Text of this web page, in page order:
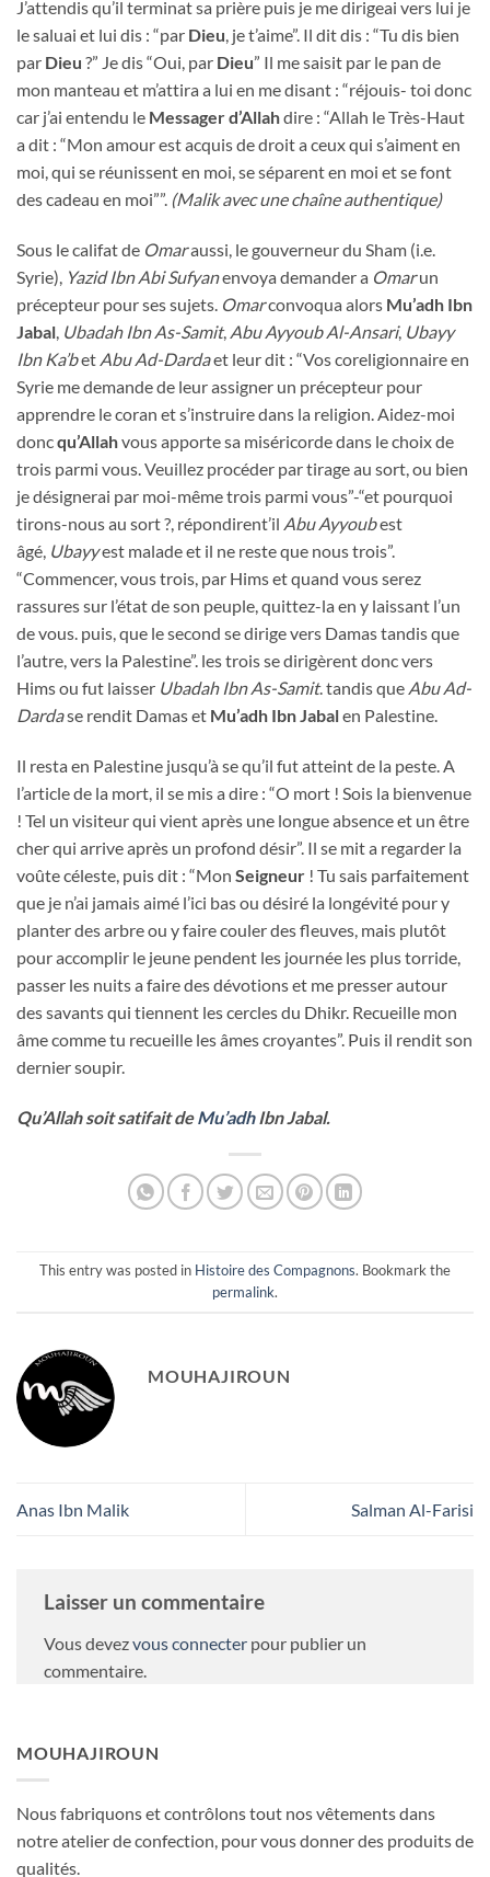
J’attendis qu’il terminat sa prière puis je me dirigeai vers lui je
le saluai et lui dis : “par Dieu, je t’aime”. Il dit dis : “Tu dis bien
par Dieu ?” Je dis “Oui, par Dieu” Il me saisit par le pan de
mon manteau et m’attira a lui en me disant : “réjouis- toi donc
car j’ai entendu le Messager d’Allahdire : “Allah le Très-Haut
a dit : “Mon amour est acquis de droit a ceux qui s’aiment en
moi, qui se réunissent en moi, se séparent en moi et se font
des cadeau en moi””. (Malik avec une chaîne authentique)
Sous le califat de Omaraussi, le gouverneur du Sham (i.e.
Syrie), Yazid Ibn Abi Sufyanenvoya demander a Omarun
précepteur pour ses sujets. Omarconvoqua alors Mu’adh Ibn
Jabal, Ubadah Ibn As-Samit, Abu Ayyoub Al-Ansari, Ubayy
Ibn Ka’bet Abu Ad-Dardaet leur dit : “Vos coreligionnaire en
Syrie me demande de leur assigner un précepteur pour
apprendre le coran et s’instruire dans la religion. Aidez-moi
doncqu’Allahvous apporte sa miséricorde dans le choix de
trois parmi vous. Veuillez procéder par tirage au sort, ou bien
je désignerai par moi-même trois parmi vous”-“et pourquoi
tirons-nous au sort ?, répondirent’il Abu Ayyoubest
âgé, Ubayyest malade et il ne reste que nous trois”.
“Commencer, vous trois, par Hims et quand vous serez
rassures sur l’état de son peuple, quittez-la en y laissant l’un
de vous. puis, que le second se dirige vers Damas tandis que
l’autre, vers la Palestine”. les trois se dirigèrent donc vers
Hims ou fut laisser Ubadah Ibn As-Samit. tandis que Abu Ad-
Dardase rendit Damas et Mu’adh Ibn Jabalen Palestine.
Il resta en Palestine jusqu’à se qu’il fut atteint de la peste. A
l’article de la mort, il se mis a dire : “O mort ! Sois la bienvenue
! Tel un visiteur qui vient après une longue absence et un être
cher qui arrive après un profond désir”. Il se mit a regarder la
voûte céleste, puis dit : “Mon Seigneur ! Tu sais parfaitement
que je n’ai jamais aimé l’ici bas ou désiré la longévité pour y
planter des arbre ou y faire couler des fleuves, mais plutôt
pour accomplir le jeune pendent les journée les plus torride,
passer les nuits a faire des dévotions et me presser autour
des savants qui tiennent les cercles du Dhikr. Recueille mon
âme comme tu recueille les âmes croyantes”. Puis il rendit son
dernier soupir.
Qu’Allah soit satifait deMu’adh Ibn Jabal.
This entry was posted in Histoire des Compagnons. Bookmark the
permalink.
MOUHAJIROUN
Anas Ibn Malik Salman Al-Farisi
Laisser un commentaire
Vous devezvous connecter pour publier un
commentaire.
MOUHAJIROUN
Nous fabriquons et contrôlons tout nos vêtements dans
notre atelier de confection, pour vous donner des produits de
qualités.